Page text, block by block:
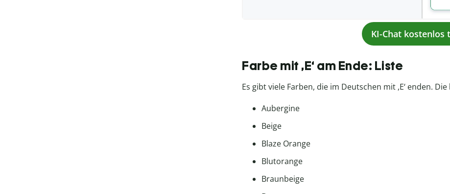
KI-Chat kostenlos
Farbe mit ,E‘ am Ende: Liste
Es gibt viele Farben, die im Deutschen mit ,E‘ enden.
Aubergine
Beige
Blaze Orange
Blutorange
Braunbeige